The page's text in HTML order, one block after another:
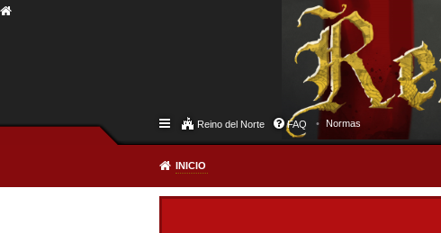
Reino del Norte FAQ Normas
INICIO